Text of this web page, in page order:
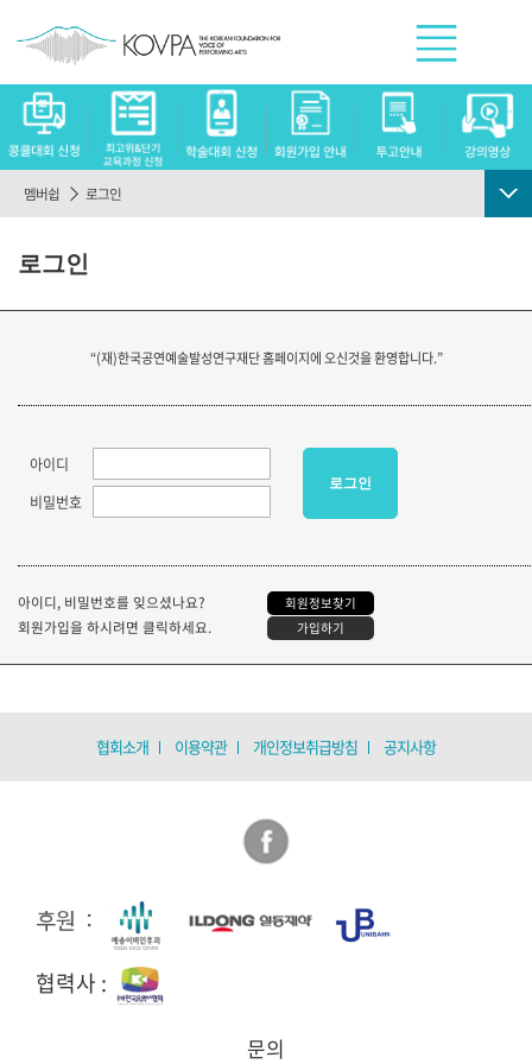
멤버쉽 로그인
로그인
“(재)한국공연예술발성연구재단 홈페이지에 오신것을 환영합니다.”
아이디
비밀번호
로그인
아이디, 비밀번호를 잊으셨나요? 회원정보찾기
회원가입을 하시려면 클릭하세요. 가입하기
협회소개 이용약관 개인정보취급방침 공지사항
협력사 :
문의